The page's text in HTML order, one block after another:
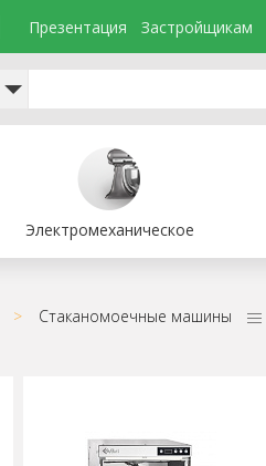
Презентация Застройщикам
Электромеханическое
> Стаканомоечные машины